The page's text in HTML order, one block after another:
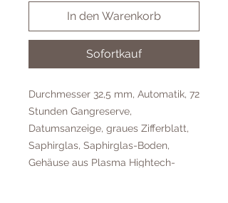
In den Warenkorb
Sofortkauf
Durchmesser 32,5 mm, Automatik, 72
Stunden Gangreserve,
Datumsanzeige, graues Zifferblatt,
Saphirglas, Saphirglas-Boden,
Gehäuse aus Plasma Hightech-